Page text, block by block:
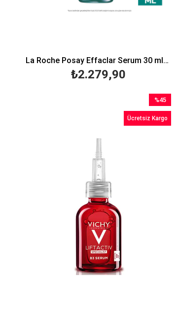
La Roche Posay Effaclar Serum 30 ml-Peeling Etkili
₺2.279,90
%45
İndirim
%45İndirim
Ücretsiz Kargo